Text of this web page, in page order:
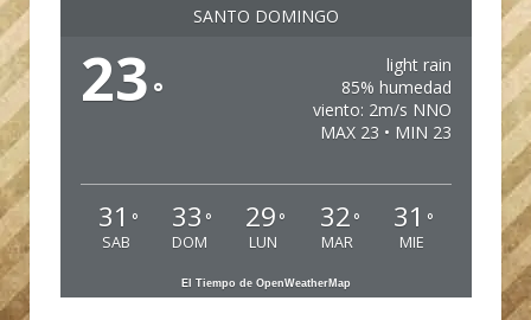
SANTO DOMINGO
23 °
light rain
85% humedad
viento: 2m/s NNO
MAX 23 • MIN 23
31 °
SAB
33 °
DOM
29 °
LUN
32 °
MAR
31 °
MIE
El Tiempo de OpenWeatherMap